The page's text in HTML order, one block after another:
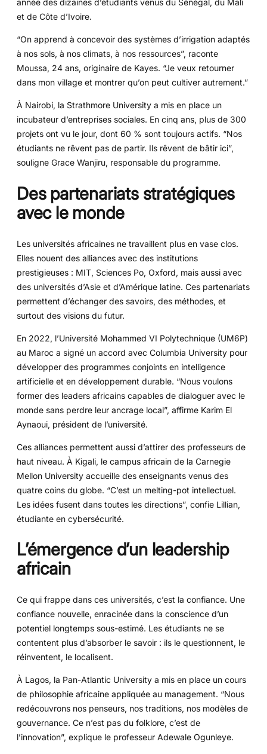
année des dizaines d’étudiants venus du Sénégal, du Mali
et de Côte d’Ivoire.
“On apprend à concevoir des systèmes d’irrigation adaptés
à nos sols, à nos climats, à nos ressources”, raconte
Moussa, 24 ans, originaire de Kayes. “Je veux retourner
dans mon village et montrer qu’on peut cultiver autrement.”
À Nairobi, la Strathmore University a mis en place un
incubateur d’entreprises sociales. En cinq ans, plus de 300
projets ont vu le jour, dont 60 % sont toujours actifs. “Nos
étudiants ne rêvent pas de partir. Ils rêvent de bâtir ici”,
souligne Grace Wanjiru, responsable du programme.
Des partenariats stratégiques
avec le monde
Les universités africaines ne travaillent plus en vase clos.
Elles nouent des alliances avec des institutions
prestigieuses : MIT, Sciences Po, Oxford, mais aussi avec
des universités d’Asie et d’Amérique latine. Ces partenariats
permettent d’échanger des savoirs, des méthodes, et
surtout des visions du futur.
En 2022, l’Université Mohammed VI Polytechnique (UM6P)
au Maroc a signé un accord avec Columbia University pour
développer des programmes conjoints en intelligence
artificielle et en développement durable. “Nous voulons
former des leaders africains capables de dialoguer avec le
monde sans perdre leur ancrage local”, affirme Karim El
Aynaoui, président de l’université.
Ces alliances permettent aussi d’attirer des professeurs de
haut niveau. À Kigali, le campus africain de la Carnegie
Mellon University accueille des enseignants venus des
quatre coins du globe. “C’est un melting-pot intellectuel.
Les idées fusent dans toutes les directions”, confie Lillian,
étudiante en cybersécurité.
L’émergence d’un leadership
africain
Ce qui frappe dans ces universités, c’est la confiance. Une
confiance nouvelle, enracinée dans la conscience d’un
potentiel longtemps sous-estimé. Les étudiants ne se
contentent plus d’absorber le savoir : ils le questionnent, le
réinventent, le localisent.
À Lagos, la Pan-Atlantic University a mis en place un cours
de philosophie africaine appliquée au management. “Nous
redécouvrons nos penseurs, nos traditions, nos modèles de
gouvernance. Ce n’est pas du folklore, c’est de
l’innovation”, explique le professeur Adewale Ogunleye.